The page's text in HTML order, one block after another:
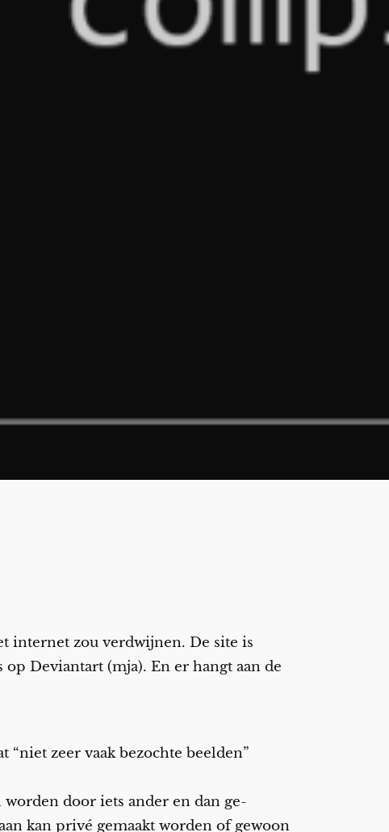
internet zou verdwijnen. De site is
Deviantart (mja). En er hangt aan de
zeer vaak bezochte beelden”
door iets ander en dan ge-
kan privé gemaakt worden of gewoon